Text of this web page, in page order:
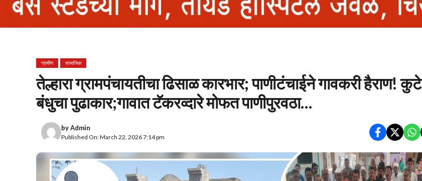
ग्रामीण सामाजिक
तेल्हारा ग्रामपंचायतीचा ढिसाळ कारभार; पाणीटंचाईने गावकरी हैराण! कुटे
बंधुचा पुढाकार;गावात टॅकरव्दारे मोफत पाणीपुरवठा…
byAdmin
Published On: March 22, 2026 7:14 pm